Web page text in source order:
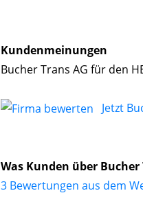
Kundenmeinungen
Bucher Trans AG für den
Jetzt
Was Kunden über Bucher
3 Bewertungen aus dem